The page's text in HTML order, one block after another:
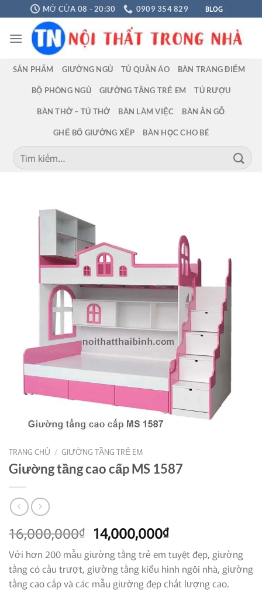
Chuyển
đến
nội
MỞ CỬA 08 - 20:30 0909 354 829 BLOG
SẢN PHẨM GIƯỜNG NGỦ TỦ QUẦN ÁO BÀN TRANG ĐIỂM
BỘ PHÒNG NGỦ GIƯỜNG TẦNG TRẺ EM TỦ RƯỢU
BÀN THỜ – TỦ THỜ BÀN LÀM VIỆC BÀN ĂN GỖ
GHẾ BỐ GIƯỜNG XẾP BÀN HỌC CHO BÉ
Tìm
kiếm:
TRANG CHỦ / GIƯỜNG TẦNG TRẺ EM
Giường tầng cao cấp MS 1587
16,000,000₫ Giá
gốc
là:
16,000,000₫.
14,000,000₫Giá
hiện
tại
là:
14,000,000₫.
Với hơn 200 mẫu giường tầng trẻ em tuyệt đẹp, giường
tầng có cầu trượt, giường tầng kiểu hình ngôi nhà, giường
tầng cao cấp và các mẫu giường đẹp chất lượng cao.